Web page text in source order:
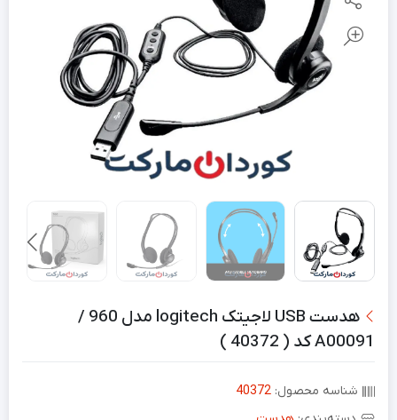
هدست USB لاجیتک logitech مدل 960 /
A00091 کد ( 40372 )
شناسه محصول: 40372